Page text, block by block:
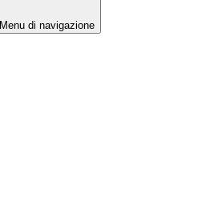
Menu di navigazione